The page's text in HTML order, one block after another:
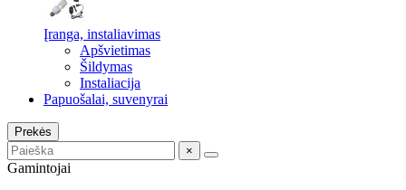
Įranga, instaliavimas
Apšvietimas
Šildymas
Instaliacija
Papuošalai, suvenyrai
Prekės
×
Gamintojai